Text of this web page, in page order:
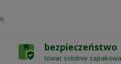
bezpieczeństwo
towar solidnie